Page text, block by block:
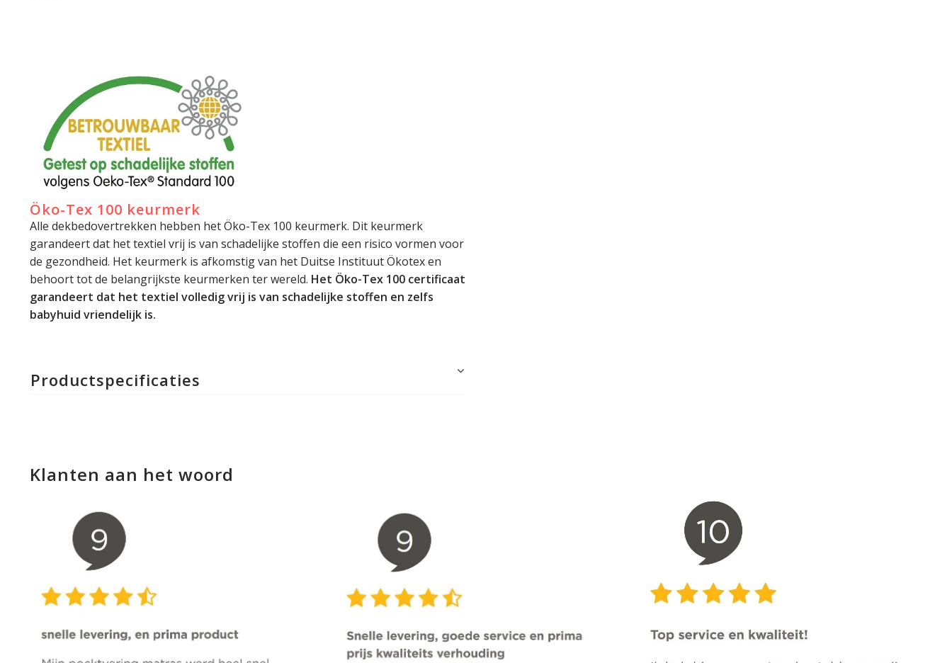
Öko-Tex 100 keurmerk
Alle dekbedovertrekken hebben het Öko-Tex 100 keurmerk. Dit keurmerk
garandeert dat het textiel vrij is van schadelijke stoffen die een risico vormen voor
de gezondheid. Het keurmerk is afkomstig van het Duitse Instituut Ökotex en
behoort tot de belangrijkste keurmerken ter wereld. Het Öko-Tex 100 certificaat
garandeert dat het textiel volledig vrij is van schadelijke stoffen en zelfs
babyhuid vriendelijk is.
Productspecificaties
Klanten aan het woord